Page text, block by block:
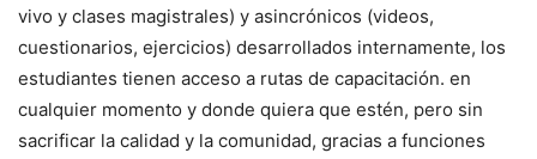
vivo y clases magistrales) y asincrónicos (videos,
cuestionarios, ejercicios) desarrollados internamente, los
estudiantes tienen acceso a rutas de capacitación. en
cualquier momento y donde quiera que estén, pero sin
sacrificar la calidad y la comunidad, gracias a funciones